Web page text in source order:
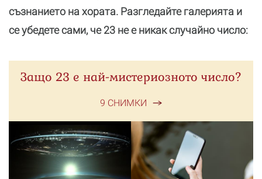
съзнанието на хората. Разгледайте галерията и
се убедете сами, че 23 не е никак случайно число:
Защо 23 е най-мистериозното число?
9 СНИМКИ